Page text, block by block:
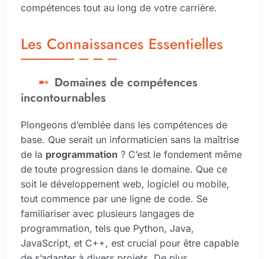
compétences tout au long de votre carrière.
Les Connaissances Essentielles
Domaines de compétences
incontournables
Plongeons d’emblée dans les compétences de
base. Que serait un informaticien sans la maîtrise
de la programmation ? C’est le fondement même
de toute progression dans le domaine. Que ce
soit le développement web, logiciel ou mobile,
tout commence par une ligne de code. Se
familiariser avec plusieurs langages de
programmation, tels que Python, Java,
JavaScript, et C++, est crucial pour être capable